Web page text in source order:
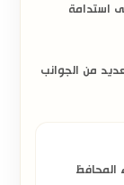
استدامة
من الجوانب
المحافظ